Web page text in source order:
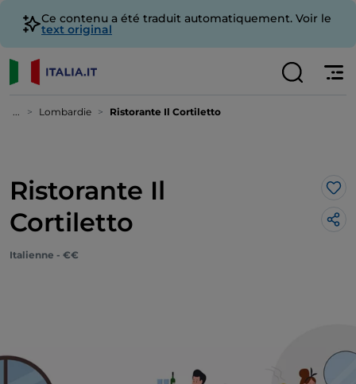
Ce contenu a été traduit automatiquement. Voir le
text original
... Lombardie Ristorante Il Cortiletto
Ristorante Il
Cortiletto
Italienne - €€